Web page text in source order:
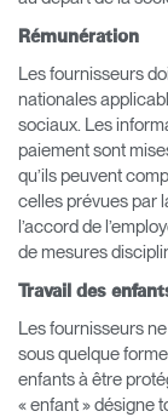
Rémunération
Les fournisseurs
nationales
sociaux. Les
paiement sont
qu’ils peuvent
celles prévues par
l’accord de
de mesures
Travail des
Les fournisseurs
sous quelque
enfants à être
« enfant » désigne